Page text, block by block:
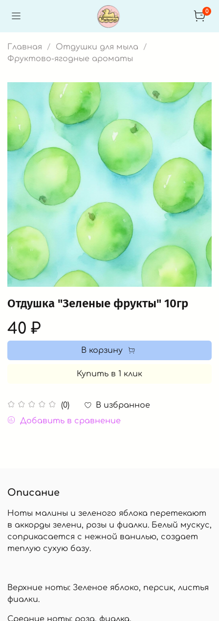
0
Главная
Отдушки для мыла
Фруктово-ягодные ароматы
Отдушка "Зеленые фрукты" 10гр
(0)
В избранное
Добавить в сравнение
40 ₽
В корзину
Купить в 1 клик
Описание
Ноты малины и зеленого яблока перетекают
в аккорды зелени, розы и фиалки. Белый мускус,
соприкасается с нежной ванилью, создает
теплую сухую базу.
Верхние ноты: Зеленое яблоко, персик, листья
фиалки.
Средние ноты: роза, фиалка.